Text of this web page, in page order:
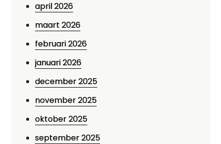
april 2026
maart 2026
februari 2026
januari 2026
december 2025
november 2025
oktober 2025
september 2025